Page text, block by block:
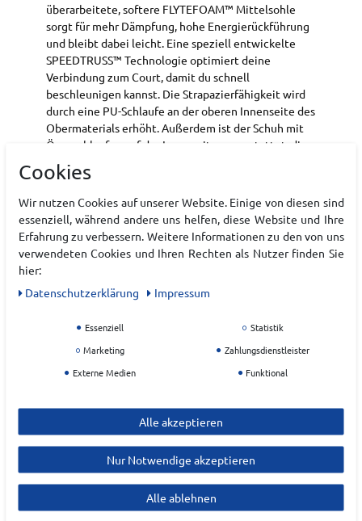
überarbeitete, softere FLYTEFOAM™ Mittelsohle
sorgt für mehr Dämpfung, hohe Energierückführung
und bleibt dabei leicht. Eine speziell entwickelte
SPEEDTRUSS™ Technologie optimiert deine
Verbindung zum Court, damit du schnell
beschleunigen kannst. Die Strapazierfähigkeit wird
durch eine PU-Schlaufe an der oberen Innenseite des
Obermaterials erhöht. Außerdem ist der Schuh mit
Ösenschlaufen auf der Innenseite ausgestattet, die
helfen, das Durchreißen der Schnürsenkel bei
abrupten Bewegungen zu verhindern.
FLYTEFOAM™ Technologie
Ein leichter Mittelsohlen-Foam, der für ein
komfortables Dämpfungserlebnis sorgt.
SPEEDTRUSS™ Technologie
PU-Schlaufe und Ösenschlaufen
ausgestattet, um das Durchreißen der
Die Einlegesohle wird mit einem
Lösungsfärbeverfahren hergestellt, das den
herkömmlichen Färbetechnologie um ca. 33 %
und die CO2-Emissionen um ca. 45 %
reduziert.
Außensohle für Sandplätze.
Cookies
Wir nutzen Cookies auf unserer Website. Einige von diesen sind
essenziell, während andere uns helfen, diese Website und Ihre
Erfahrung zu verbessern. Weitere Informationen zu den von uns
verwendeten Cookies und Ihren Rechten als Nutzer finden Sie
hier:
Daten­schutz­erklärung
Impressum
Essenziell
Statistik
Marketing
Zahlungsdienstleister
Externe Medien
Funktional
Alle akzeptieren
Nur Notwendige akzeptieren
Alle ablehnen